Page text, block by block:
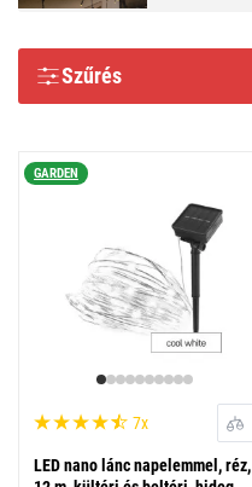
Szűrés
GARDEN
7x
LED nano lánc napelemmel, réz,